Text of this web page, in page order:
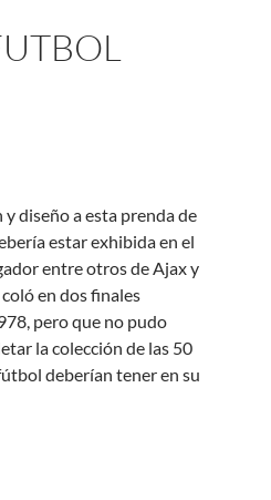
diseño a esta prenda de
estar exhibida en el
entre otros de Ajax y
en dos finales
pero que no pudo
la colección de las 50
deberían tener en su